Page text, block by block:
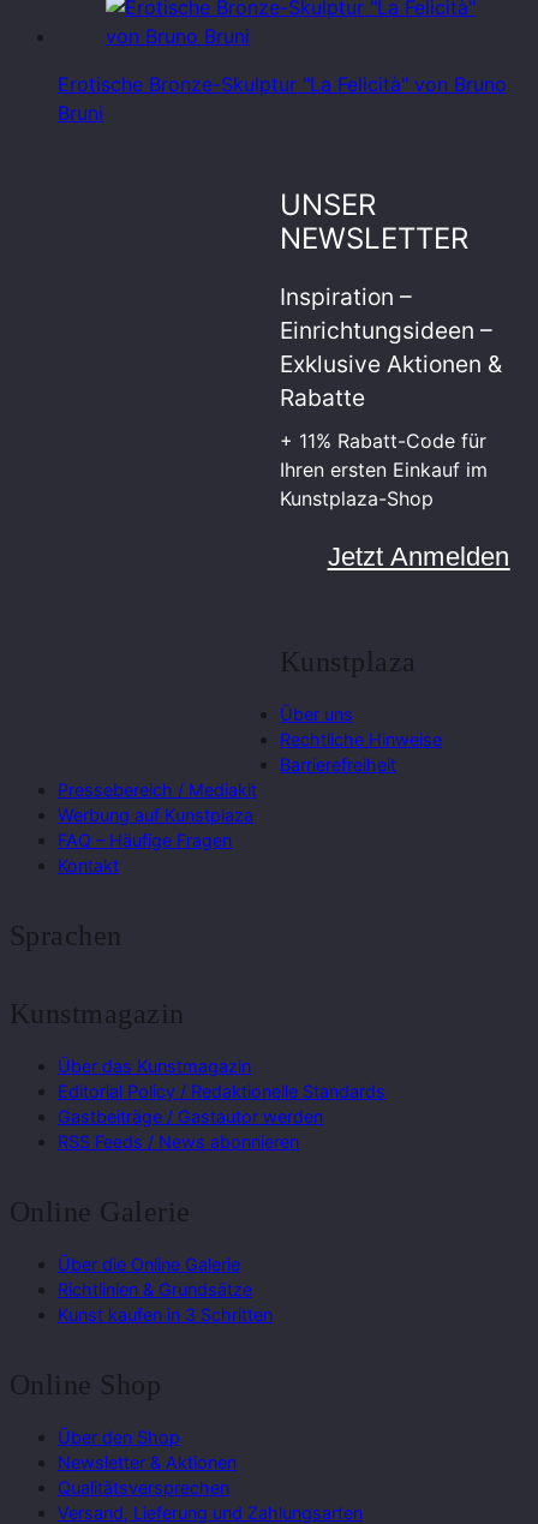
Erotische Bronze-Skulptur "La Felicità" von Bruno
Bruni
UNSER
NEWSLETTER
Inspiration –
Einrichtungsideen –
Exklusive Aktionen &
Rabatte
+ 11% Rabatt-Code für
Ihren ersten Einkauf im
Kunstplaza-Shop
Jetzt Anmelden
Kunstplaza
Über uns
Rechtliche Hinweise
Barrierefreiheit
Pressebereich / Mediakit
Werbung auf Kunstplaza
FAQ – Häufige Fragen
Kontakt
Sprachen
Kunstmagazin
Über das Kunstmagazin
Editorial Policy / Redaktionelle Standards
Gastbeiträge / Gastautor werden
RSS Feeds / News abonnieren
Online Galerie
Über die Online Galerie
Richtlinien & Grundsätze
Kunst kaufen in 3 Schritten
Online Shop
Über den Shop
Newsletter & Aktionen
Qualitätsversprechen
Versand, Lieferung und Zahlungsarten